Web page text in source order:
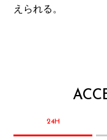
えられる。
24H